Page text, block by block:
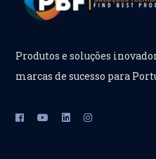
Produtos e soluções
marcas de sucesso para